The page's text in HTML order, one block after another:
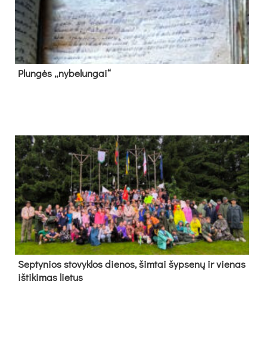
Plun­gės „ny­be­lun­gai“
Sep­ty­nios sto­vyk­los die­nos, šim­tai šyp­se­nų ir vie­nas
iš­ti­ki­mas lie­tus